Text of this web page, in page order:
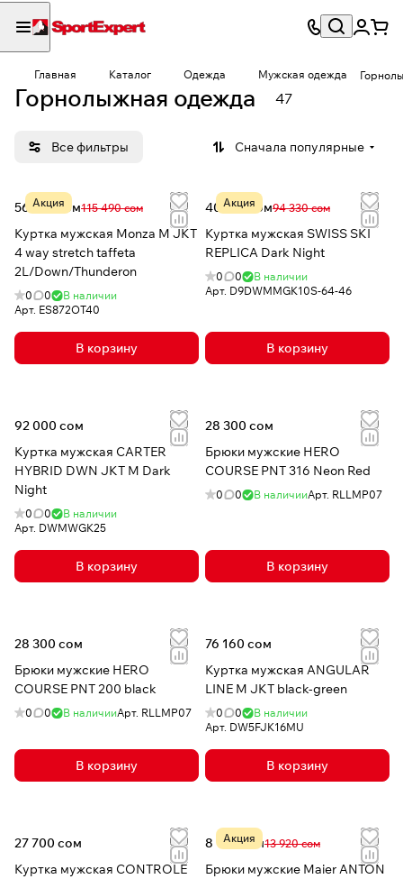
Главная Каталог Одежда Мужская одежда
Горнолыжная одежда 47
Все фильтры Сначала популярные
Акция
56 727 сом115 490 сом
Куртка мужская Monza M JKT
4 way stretch taffeta
2L/Down/Thunderon
0 0
В наличии
Арт. ES872OT40
В корзину
Акция
40 732 сом94 330 сом
Куртка мужская SWISS SKI
REPLICA Dark Night
0 0
В наличии
Арт. D9DWMMGK10S-64-46
В корзину
92 000 сом
Куртка мужская CARTER
HYBRID DWN JKT M Dark
Night
0 0
В наличии
Арт. DWMWGK25
В корзину
28 300 сом
Брюки мужские HERO
COURSE PNT 316 Neon Red
0 0 В наличииАрт. RLLMP07
В корзину
28 300 сом
Брюки мужские HERO
COURSE PNT 200 black
0 0 В наличииАрт. RLLMP07
В корзину
76 160 сом
Куртка мужская ANGULAR
LINE M JKT black-green
0 0
В наличии
Арт. DW5FJK16MU
В корзину
27 700 сом
Куртка мужская CONTROLE
Акция
8 163 сом13 920 сом
Брюки мужские Maier ANTON